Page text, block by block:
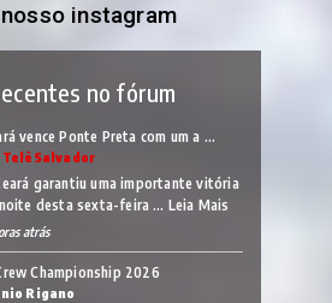
instagram
no fórum
vence Ponte Preta com um a …
TelêSalvador
garantiu uma importante vitória
desta sexta-feira … Leia Mais
atrás
Championship 2026
Rigano